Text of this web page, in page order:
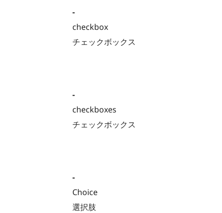
-
checkbox
チェックボックス
-
checkboxes
チェックボックス
-
Choice
選択肢